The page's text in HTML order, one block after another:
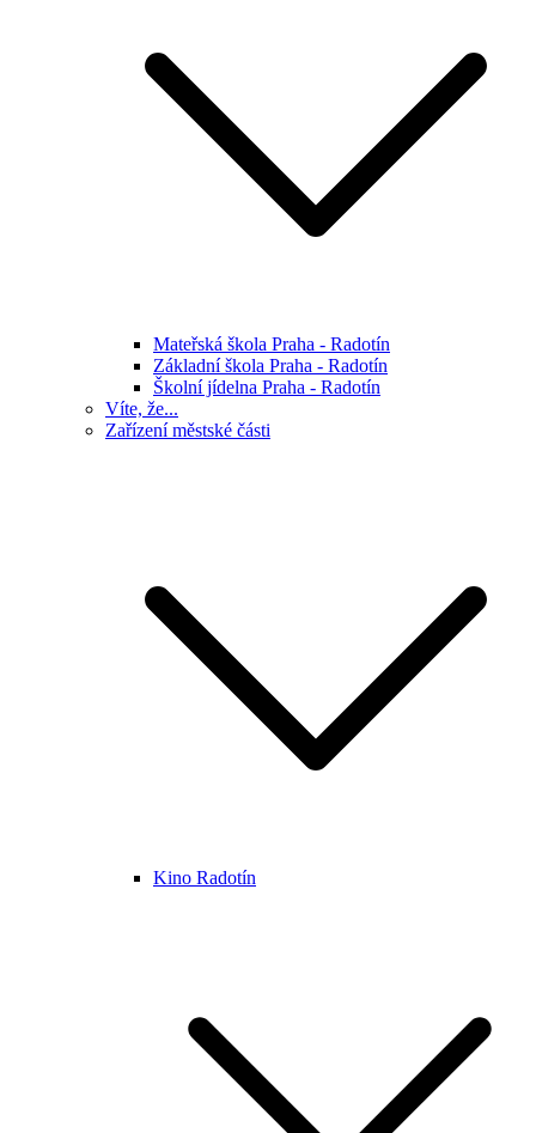
Mateřská škola Praha - Radotín
Základní škola Praha - Radotín
Školní jídelna Praha - Radotín
Víte, že...
Zařízení městské části
Kino Radotín